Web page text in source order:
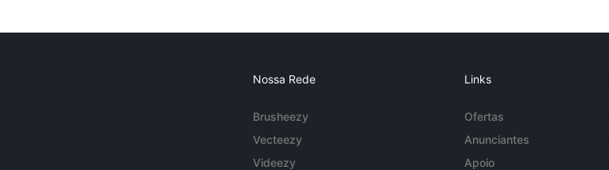
Nossa Rede
Brusheezy
Vecteezy
Videezy
Links
Ofertas
Anunciantes
Apoio